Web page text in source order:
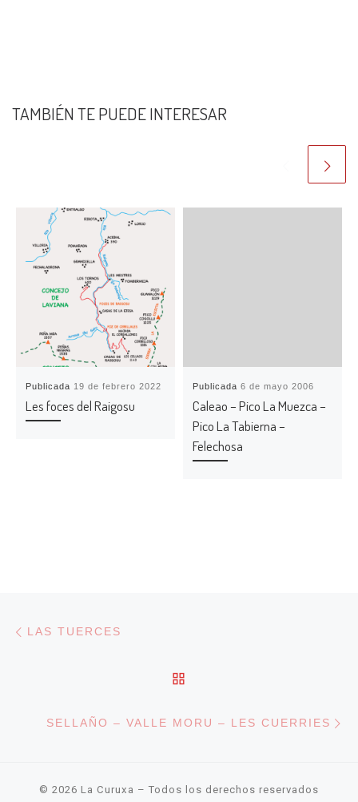
TAMBIÉN TE PUEDE INTERESAR
Publicada 19 de febrero 2022
Les foces del Raigosu
Publicada6 de mayo 2006
Caleao – Pico La Muezca –
Pico La Tabierna –
Felechosa
Navegación de entradas
LAS TUERCES
SELLAÑO – VALLE MORU – LES CUERRIES
© 2026 La Curuxa – Todos los derechos reservados